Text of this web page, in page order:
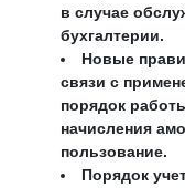
в случае
бухгалтерии.
Новые
связи с
порядок
начисления
пользование.
Порядок